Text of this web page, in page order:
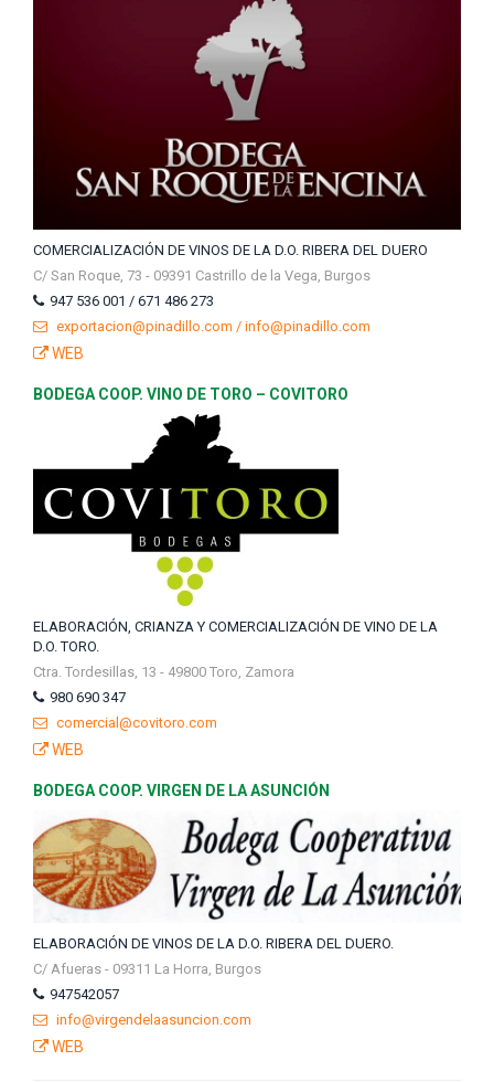
COMERCIALIZACIÓN DE VINOS DE LA D.O. RIBERA DEL DUERO
C/ San Roque, 73 - 09391 Castrillo de la Vega, Burgos
947 536 001 / 671 486 273
exportacion@pinadillo.com / info@pinadillo.com
WEB
BODEGA COOP. VINO DE TORO – COVITORO
ELABORACIÓN, CRIANZA Y COMERCIALIZACIÓN DE VINO DE LA
D.O. TORO.
Ctra. Tordesillas, 13 - 49800 Toro, Zamora
980 690 347
comercial@covitoro.com
WEB
BODEGA COOP. VIRGEN DE LA ASUNCIÓN
ELABORACIÓN DE VINOS DE LA D.O. RIBERA DEL DUERO.
C/ Afueras - 09311 La Horra, Burgos
947542057
info@virgendelaasuncion.com
WEB